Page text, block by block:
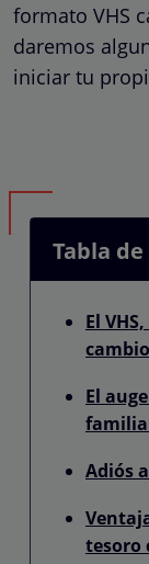
formato VHS
daremos
iniciar tu
Tabla
El
El
Adiós
tesoro